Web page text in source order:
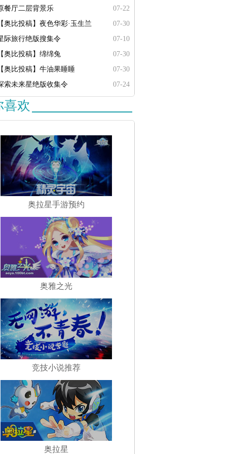
餐厅二层背景乐
07-22
奥比投稿】夜色华彩·玉生兰
07-30
际旅行绝版搜集令
07-10
奥比投稿】绵绵兔
07-30
奥比投稿】牛油果睡睡
07-30
索未来星绝版收集令
07-24
喜欢
奥拉星手游预约
奥雅之光
竞技小说推荐
奥拉星